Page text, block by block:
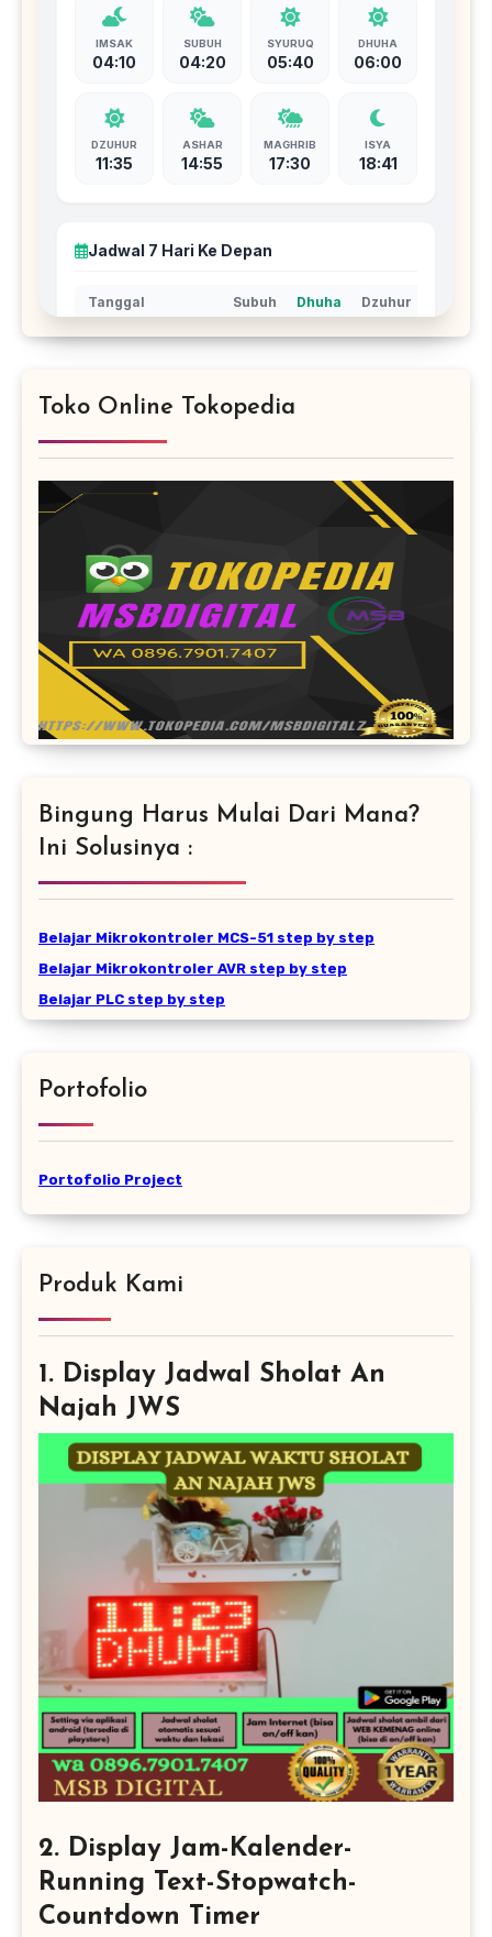
Toko Online Tokopedia
Bingung Harus Mulai Dari Mana?
Ini Solusinya :
Belajar Mikrokontroler MCS-51 step by step
Belajar Mikrokontroler AVR step by step
Belajar PLC step by step
Portofolio
Portofolio Project
Produk Kami
1. Display Jadwal Sholat An
Najah JWS
2. Display Jam-Kalender-
Running Text-Stopwatch-
Countdown Timer